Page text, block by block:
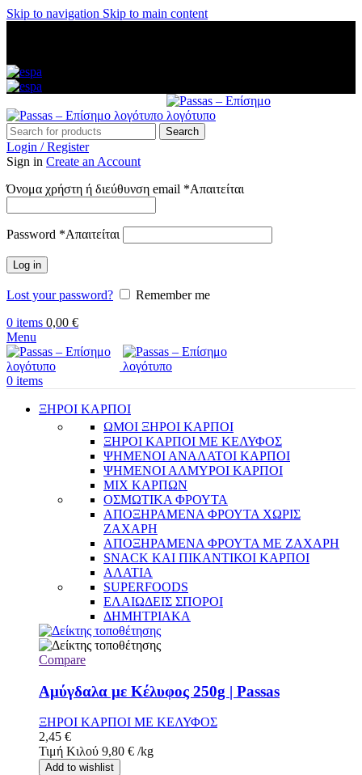
Skip to navigation Skip to main content
Search
Login / Register
Sign in Create an Account
Όνομα χρήστη ή διεύθυνση email *Απαιτείται
Password *Απαιτείται
Log in
Lost your password?
Remember me
0 items 0,00 €
Menu
0 items
ΞΗΡΟΙ ΚΑΡΠΟΙ
ΩΜΟΙ ΞΗΡΟΙ ΚΑΡΠΟΙ
ΞΗΡΟΙ ΚΑΡΠΟΙ ΜΕ ΚΕΛΥΦΟΣ
ΨΗΜΕΝΟΙ ΑΝΑΛΑΤΟΙ ΚΑΡΠΟΙ
ΨΗΜΕΝΟΙ ΑΛΜΥΡΟΙ ΚΑΡΠΟΙ
MIX ΚΑΡΠΩΝ
ΟΣΜΩΤΙΚΑ ΦΡΟΥΤΑ
ΑΠΟΞΗΡΑΜΕΝΑ ΦΡΟΥΤΑ ΧΩΡΙΣ
ΖΑΧΑΡΗ
ΑΠΟΞΗΡΑΜΕΝΑ ΦΡΟΥΤΑ ΜΕ ΖΑΧΑΡΗ
SNACK ΚΑΙ ΠΙΚΑΝΤΙΚΟΙ ΚΑΡΠΟΙ
ΑΛΑΤΙΑ
SUPERFOODS
ΕΛΑΙΩΔΕΙΣ ΣΠΟΡΟΙ
ΔΗΜΗΤΡΙΑΚΑ
Compare
Αμύγδαλα με Κέλυφος 250g | Passas
ΞΗΡΟΙ ΚΑΡΠΟΙ ΜΕ ΚΕΛΥΦΟΣ
2,45 €
Τιμή Κιλού 9,80 € /kg
Add to wishlist